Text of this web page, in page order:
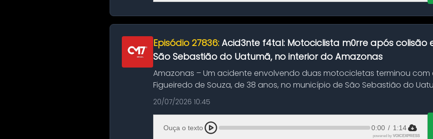
Episódio 27836: Acid3nte f4tal: Motociclista m0rre após colisão
São Sebastião do Uatumã, no interior do Amazonas
Amazonas – Um acidente envolvendo duas motocicletas terminou com
Figueiredo de Souza, de 38 anos, no município de São Sebastião do
Amazonas. A colisão ocorreu n...
20/07/2026 10:45
Ouça o texto 0:00 / 1:14
powered by VOICEXPRESS